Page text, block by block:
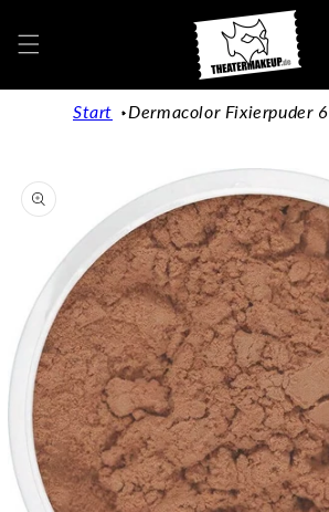
Inhalt
Start Dermacolor Fixierpuder